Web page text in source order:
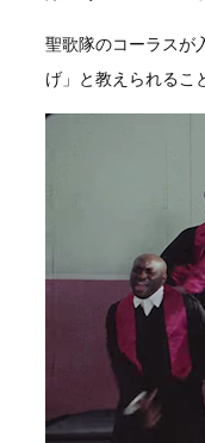
聖歌隊のコーラスが
げ」と教えられるこ